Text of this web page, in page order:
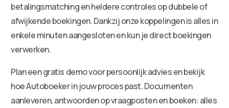
betalingsmatching en heldere controles op dubbele of
afwijkende boekingen. Dankzij onze koppelingen is alles in
enkele minuten aangesloten en kun je direct boekingen
verwerken.
Plan een gratis demo voor persoonlijk advies en bekijk
hoe Autoboeker in jouw proces past. Documenten
aanleveren, antwoorden op vraagposten en boeken: alles